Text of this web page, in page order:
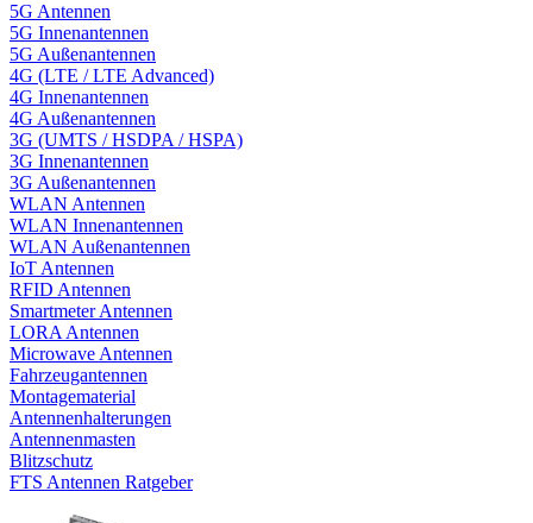
5G Antennen
5G Innenantennen
5G Außenantennen
4G (LTE / LTE Advanced)
4G Innenantennen
4G Außenantennen
3G (UMTS / HSDPA / HSPA)
3G Innenantennen
3G Außenantennen
WLAN Antennen
WLAN Innenantennen
WLAN Außenantennen
IoT Antennen
RFID Antennen
Smartmeter Antennen
LORA Antennen
Microwave Antennen
Fahrzeugantennen
Montagematerial
Antennenhalterungen
Antennenmasten
Blitzschutz
FTS Antennen Ratgeber